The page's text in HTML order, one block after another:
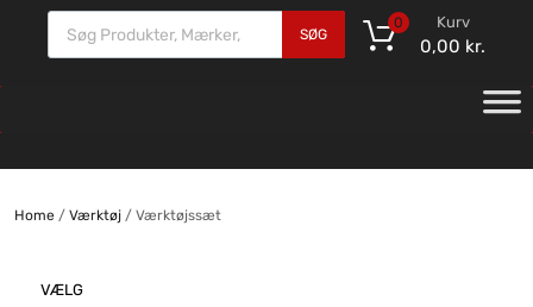
SØG
Kurv
0,00 kr.
0
Home/ Værktøj/ Værktøjssæt
VÆLG